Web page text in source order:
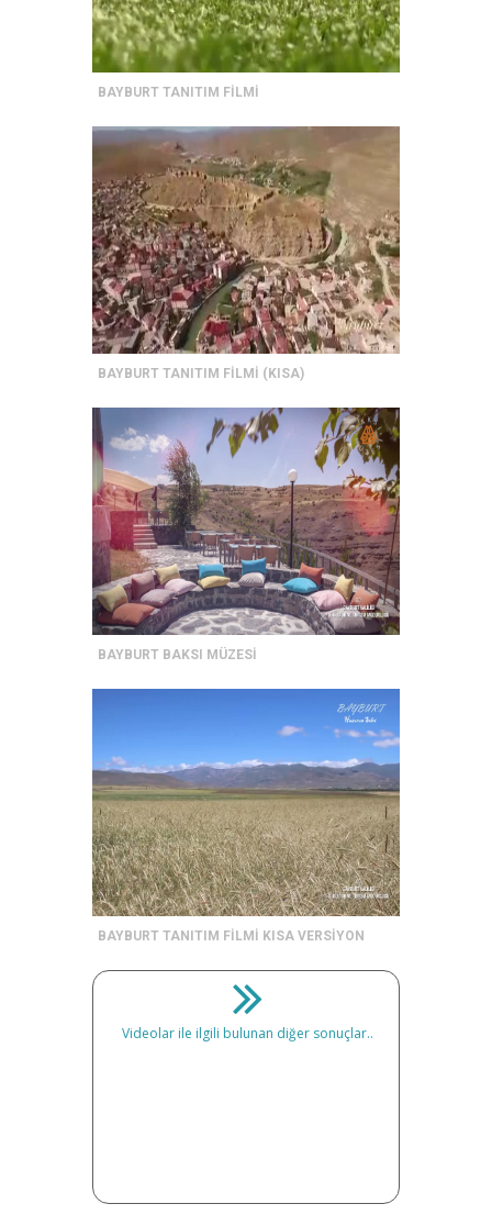
BAYBURT TANITIM FİLMİ
BAYBURT TANITIM FİLMİ (KISA)
BAYBURT BAKSI MÜZESİ
BAYBURT TANITIM FİLMİ KISA VERSİYON
Videolar ile ilgili bulunan diğer sonuçlar..